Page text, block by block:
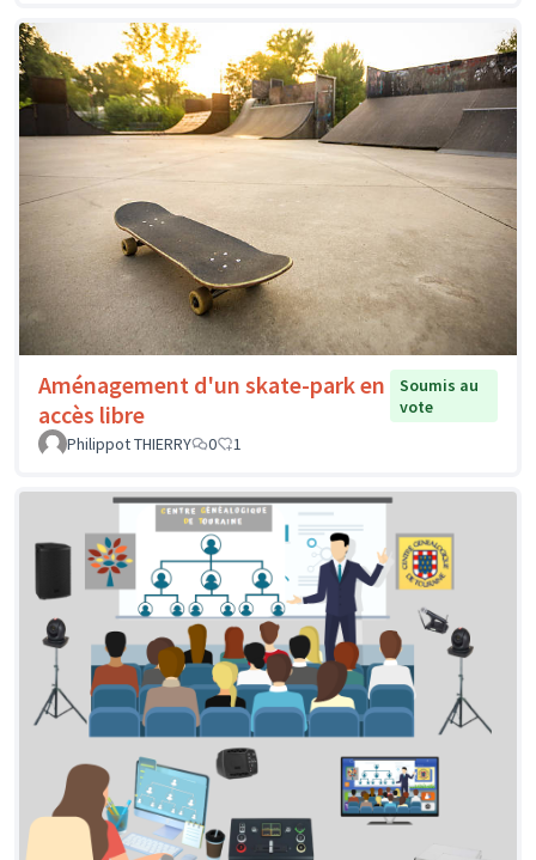
Aménagement d'un skate-park en
accès libre
Soumis au
vote
Philippot THIERRY
0 1